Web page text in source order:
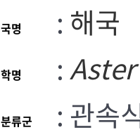
국명 : 해국
학명 :Aster
분류군 : 관속